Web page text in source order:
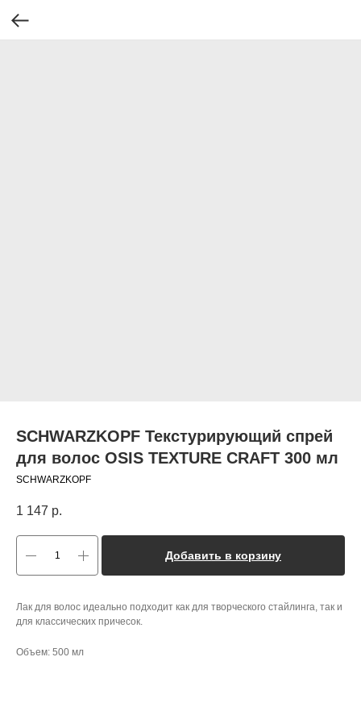
SCHWARZKOPF Текстурирующий спрей
для волос OSIS TEXTURE CRAFT 300 мл
SCHWARZKOPF
1 147 р.
Добавить в корзину
Лак для волос иде­ально подходит как для творче­ского стайлинга, так и
для кла­ссических причесок.
Объем: 500 мл